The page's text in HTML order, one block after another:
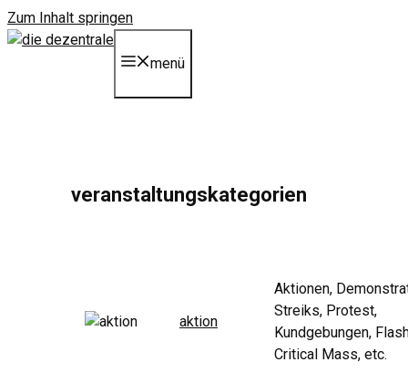
Zum Inhalt springen
menü
veranstaltungskategorien
aktion
Aktionen,
Streiks, Protest,
Kundgebungen,
Critical Mass, etc.